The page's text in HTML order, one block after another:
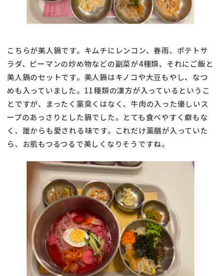
こちらが美人鍋です。キムチにレンコン、春雨、ポテトサ
ラダ、ピーマンの炒め物などの副菜が4種類、それにご飯と
美人鍋のセットです。美人鍋はキノコや大豆もやし、なつ
めも入っていました。11種類の漢方が入っているというこ
とですが、まったく薬臭くはなく、牛肉の入った優しいス
ープのあっさりとした鍋でした。とても食べやすく癖もな
く、誰からも愛される味です。これだけ薬膳が入っていた
ら、お肌もつるつるで美しくなりそうですね。